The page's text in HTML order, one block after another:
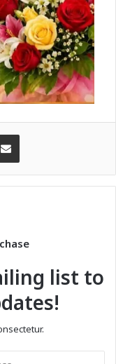
Share via Email
list to